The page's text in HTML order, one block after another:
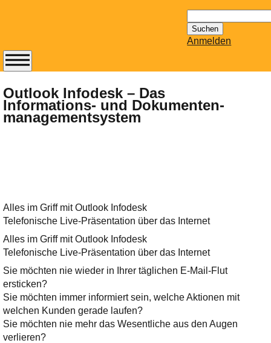
nach:
Anmelden
Outlook Infodesk – Das
Informations- und Dokumenten-
managementsystem
Alles im Griff mit Outlook Infodesk
Telefonische Live-Präsentation über das Internet
Alles im Griff mit Outlook Infodesk
Telefonische Live-Präsentation über das Internet
Sie möchten nie wieder in Ihrer täglichen E-Mail-Flut
ersticken?
Sie möchten immer informiert sein, welche Aktionen mit
welchen Kunden gerade laufen?
Sie möchten nie mehr das Wesentliche aus den Augen
verlieren?
Abonnieren Sie den
14-tägig
erscheinenden
Newsletter von
bereithält!
Wie z.B. Outlook,
oder auch
KuNoMail, usw.
Ihre E-Mail
Adresse:
E-Mail